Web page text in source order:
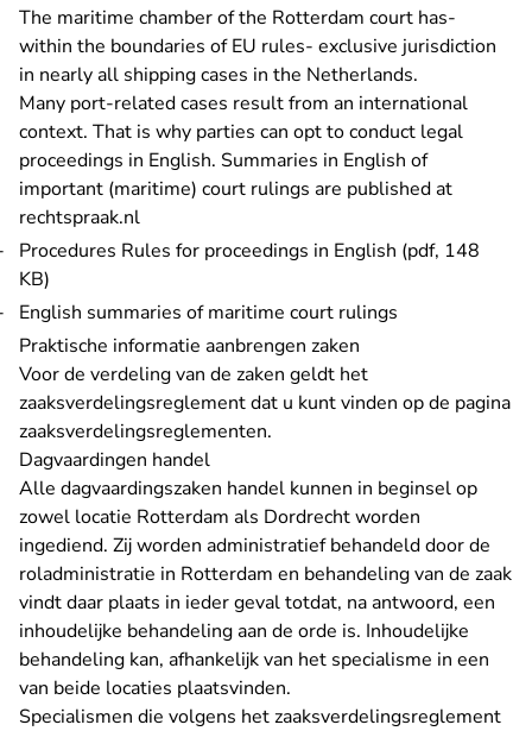
The maritime chamber of the Rotterdam court has-
within the boundaries of EU rules- exclusive jurisdiction
in nearly all shipping cases in the Netherlands.
Many port-related cases result from an international
context. That is why parties can opt to conduct legal
proceedings in English. Summaries in English of
important (maritime) court rulings are published at
rechtspraak.nl
Procedures Rules for proceedings in English (pdf, 148
KB)
English summaries of maritime court rulings
Praktische informatie aanbrengen zaken
Voor de verdeling van de zaken geldt het
zaaksverdelingsreglement dat u kunt vinden op de pagina
zaaksverdelingsreglementen.
Dagvaardingen handel
Alle dagvaardingszaken handel kunnen in beginsel op
zowel locatie Rotterdam als Dordrecht worden
ingediend. Zij worden administratief behandeld door de
roladministratie in Rotterdam en behandeling van de zaak
vindt daar plaats in ieder geval totdat, na antwoord, een
inhoudelijke behandeling aan de orde is. Inhoudelijke
behandeling kan, afhankelijk van het specialisme in een
van beide locaties plaatsvinden.
Specialismen die volgens het zaaksverdelingsreglement